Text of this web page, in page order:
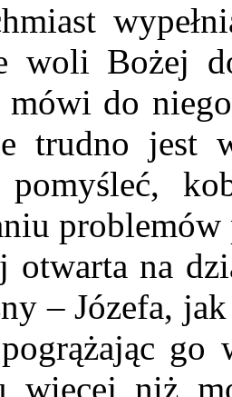
woli Bożej
do
trudno jest
pomyśleć,
problemów
otwarta na
– Józefa,
więcej niż